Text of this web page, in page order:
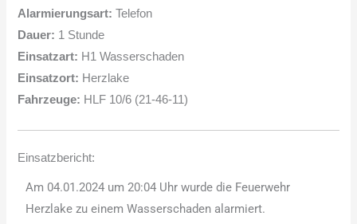
Alarmierungsart: Telefon
Dauer: 1 Stunde
Einsatzart: H1 Wasserschaden
Einsatzort: Herzlake
Fahrzeuge: HLF 10/6 (21-46-11)
Einsatzbericht:
Am 04.01.2024 um 20:04 Uhr wurde die Feuerwehr
Herzlake zu einem Wasserschaden alarmiert.